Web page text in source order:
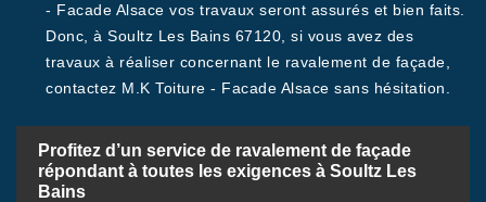
- Facade Alsace vos travaux seront assurés et bien faits.
Donc, à Soultz Les Bains 67120, si vous avez des
travaux à réaliser concernant le ravalement de façade,
contactez M.K Toiture - Facade Alsace sans hésitation.
Profitez d’un service de ravalement de façade
répondant à toutes les exigences à Soultz Les
Bains